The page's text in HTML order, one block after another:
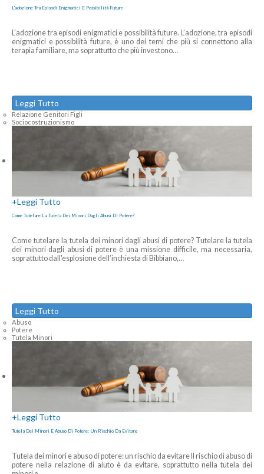
L'adozione Tra Episodi Enigmatici E Possibilità Future
L'adozione tra episodi enigmatici e possibilità future. L’adozione, tra episodi
enigmatici e possibilità future, è uno dei temi che più si connettono alla
terapia familiare, ma soprattutto che più investono…
Leggi Tutto
Relazione Genitori Figli
Sociocostruzionismo
+Leggi Tutto
Come Tutelare La Tutela Dei Minori Dagli Abusi Di Potere?
Come tutelare la tutela dei minori dagli abusi di potere? Tutelare la tutela
dei minori dagli abusi di potere è una missione difficile, ma necessaria,
soprattutto dall'esplosione dell’inchiesta di Bibbiano,…
Leggi Tutto
Abuso
Potere
Tutela Minori
+Leggi Tutto
Tutela Dei Minori E Abuso Di Potere: Un Rischio Da Evitare
Tutela dei minori e abuso di potere: un rischio da evitare Il rischio di abuso di
potere nella relazione di aiuto è da evitare, soprattutto nella tutela dei